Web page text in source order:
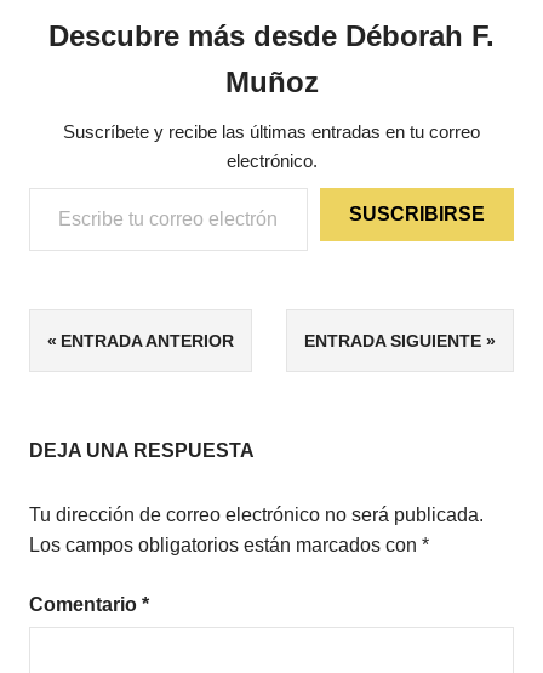
Descubre más desde Déborah F.
Muñoz
Suscríbete y recibe las últimas entradas en tu correo
electrónico.
Escribe tu correo electrónico…
SUSCRIBIRSE
ETIQUETAS
4/5
ARQUEOLOGÍA
NOVELA
HISTÓRICA
Navegación
entradas
ENTRADA ANTERIOR ENTRADA SIGUIENTE
DEJA UNA RESPUESTA
Tu dirección de correo electrónico no será publicada.
Los campos obligatorios están marcados con *
Comentario *